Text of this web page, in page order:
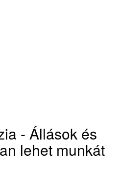
- Állások és
lehet munkát